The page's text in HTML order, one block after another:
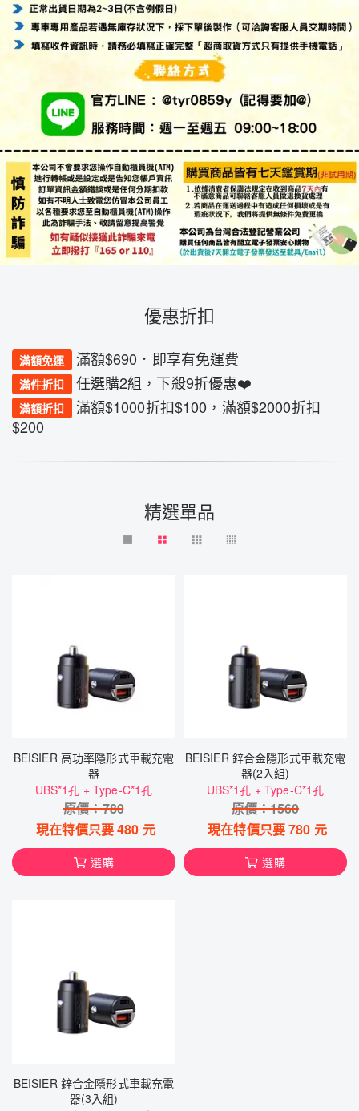
優惠折扣
滿額免運 滿額$690．即享有免運費
滿件折扣 任選購2組，下殺9折優惠❤️
滿額折扣
滿額$1000折扣$100，滿額$2000折扣
$200
精選單品
BEISIER 高功率隱形式車載充電
器
UBS*1孔 + Type-C*1孔
原價：780
現在特價只要480 元
選購
BEISIER 鋅合金隱形式車載充電
器(2入組)
UBS*1孔 + Type-C*1孔
原價：1560
現在特價只要780 元
選購
BEISIER 鋅合金隱形式車載充電
器(3入組)